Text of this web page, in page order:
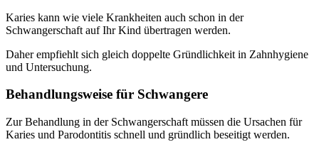
Karies kann wie viele Krankheiten auch schon in der
Schwangerschaft auf Ihr Kind übertragen werden.
Daher empfiehlt sich gleich doppelte Gründlichkeit in Zahnhygiene
und Untersuchung.
Behandlungsweise für Schwangere
Zur Behandlung in der Schwangerschaft müssen die Ursachen für
Karies und Parodontitis schnell und gründlich beseitigt werden.